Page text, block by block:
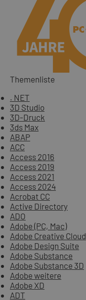
Themenliste
. NET
3D Studio
3D-Druck
3ds Max
ABAP
ACC
Access 2016
Access 2019
Access 2021
Access 2024
Acrobat CC
Active Directory
ADO
Adobe (PC, Mac)
Adobe Creative Cloud
Adobe Design Suite
Adobe Substance
Adobe Substance 3D
Adobe weitere
Adobe XD
ADT